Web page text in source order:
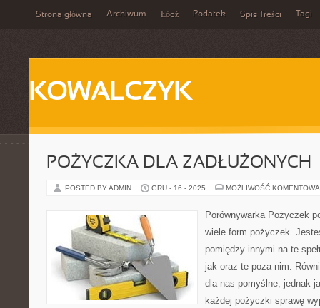
Strona główna Archiwum Łódź Podatek Spis Treści Tagi
KOWALCZYK
POŻYCZKA DLA ZADŁUŻONYCH
POSTED BY ADMIN GRU - 16 - 2025 MOŻLIWOŚĆ
Porównywarka Pożyczek
wiele form pożyczek.
pomiędzy innymi na te
jak oraz te poza nim.
dla nas pomyślne, jednak
każdej pożyczki sprawę